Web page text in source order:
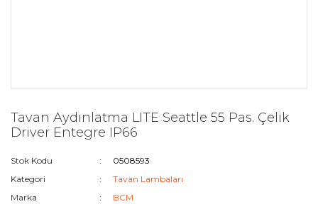
Tavan Aydınlatma LITE Seattle 55 Pas. Çelik
Driver Entegre IP66
Stok Kodu
0508593
Kategori
Tavan Lambaları
Marka
BCM